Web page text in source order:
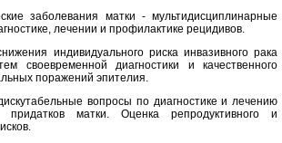
заболевания матки - мультидисциплинарные
лечении и профилактике рецидивов.
индивидуального риска инвазивного рака
своевременной диагностики и качественного
поражений эпителия.
вопросы по диагностике и лечению
придатков матки. Оценка репродуктивного и